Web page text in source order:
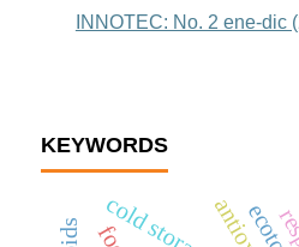
INNOTEC: No. 2 ene-dic
KEYWORDS